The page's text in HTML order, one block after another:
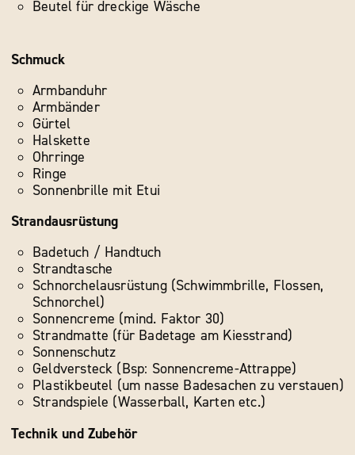
Beutel für dreckige Wäsche
Schmuck
Armbanduhr
Armbänder
Gürtel
Halskette
Ohrringe
Ringe
Sonnenbrille mit Etui
Strandausrüstung
Badetuch / Handtuch
Strandtasche
Schnorchelausrüstung (Schwimmbrille, Flossen,
Schnorchel)
Sonnencreme (mind. Faktor 30)
Strandmatte (für Badetage am Kiesstrand)
Sonnenschutz
Geldversteck (Bsp: Sonnencreme-Attrappe)
Plastikbeutel (um nasse Badesachen zu verstauen)
Strandspiele (Wasserball, Karten etc.)
Technik und Zubehör